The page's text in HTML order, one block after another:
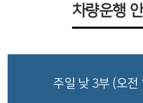
차량운행
주일 낮 3부 (오